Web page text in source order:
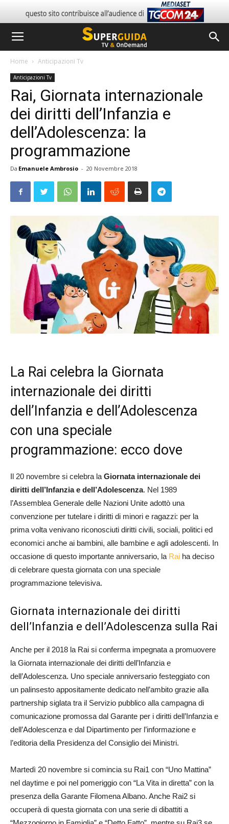
Home Anticipazioni Tv
Anticipazioni Tv
Rai, Giornata internazionale
dei diritti dell’Infanzia e
dell’Adolescenza: la
programmazione
Da Emanuele Ambrosio - 20 Novembre 2018
La Rai celebra la Giornata
internazionale dei diritti
dell’Infanzia e dell’Adolescenza
con una speciale
programmazione: ecco dove
Il 20 novembre si celebra la Giornata internazionale dei
diritti dell’Infanzia e dell’Adolescenza. Nel 1989
l’Assemblea Generale delle Nazioni Unite adottò una
convenzione per tutelare i diritti di minori e ragazzi: per la
prima volta venivano riconosciuti diritti civili, sociali, politici ed
economici anche ai bambini, alle bambine e agli adolescenti. In
occasione di questo importante anniversario, la Rai ha deciso
di celebrare questa giornata con una speciale
programmazione televisiva.
Giornata internazionale dei diritti
dell’Infanzia e dell’Adolescenza sulla Rai
Anche per il 2018 la Rai si conferma impegnata a promuovere
la Giornata internazionale dei diritti dell’Infanzia e
dell’Adolescenza. Uno speciale anniversario festeggiato con
un palinsesto appositamente dedicato nell’ambito grazie alla
partnership siglata tra il Servizio pubblico alla campagna di
comunicazione promossa dal Garante per i diritti dell’Infanzia e
dell’Adolescenza e dal Dipartimento per l’informazione e
l’editoria della Presidenza del Consiglio dei Ministri.
Martedì 20 novembre si comincia su Rai1 con “Uno Mattina”
nel daytime e poi nel pomeriggio con “La Vita in diretta” con la
presenza della Garante Filomena Albano. Anche Rai2 si
occuperà di questa giornata con una serie di dibattiti a